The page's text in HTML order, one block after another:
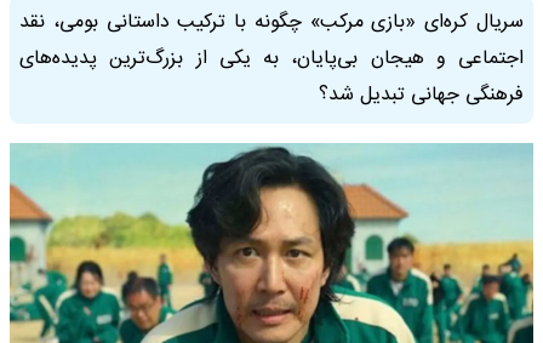
سریال کره‌ای «بازی مرکب» چگونه با ترکیب داستانی بومی، نقد
اجتماعی و هیجان بی‌پایان، به یکی از بزرگ‌ترین پدیده‌های
فرهنگی جهانی تبدیل شد؟